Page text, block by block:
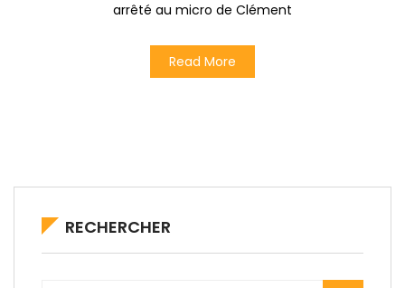
arrêté au micro de Clément
Read More
RECHERCHER